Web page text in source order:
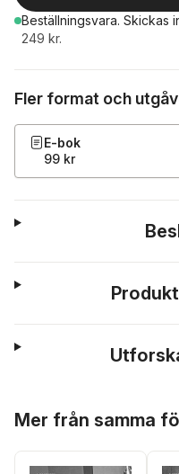
Beställningsvara. Skickas
249 kr.
Fler format och
E-bok
99 kr
Mer från samma